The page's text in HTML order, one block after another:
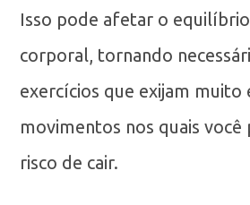
Isso pode afetar o
corporal, tornando
exercícios que exijam muito
movimentos nos quais você
risco de cair.